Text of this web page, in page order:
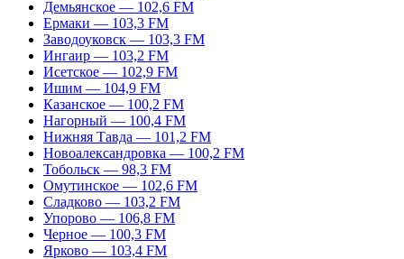
Демьянское — 102,6 FM
Ермаки — 103,3 FM
Заводоуковск — 103,3 FM
Ингаир — 103,2 FM
Исетское — 102,9 FM
Ишим — 104,9 FM
Казанское — 100,2 FM
Нагорный — 100,4 FM
Нижняя Тавда — 101,2 FM
Новоалександровка — 100,2 FM
Тобольск — 98,3 FM
Омутинское — 102,6 FM
Сладково — 103,2 FM
Упорово — 106,8 FM
Черное — 100,3 FM
Ярково — 103,4 FM